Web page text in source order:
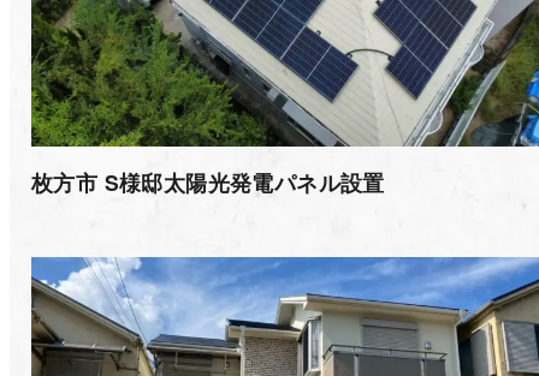
枚方市 S様邸太陽光発電パネル設置